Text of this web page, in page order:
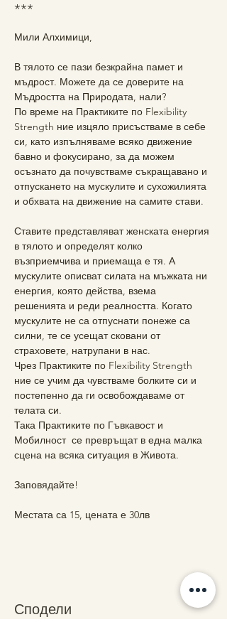
***
Мили Алхимици,
В тялото се пази безкрайна памет и
мъдрост. Можете да се доверите на
Мъдростта на Природата, нали?
По време на Практиките по Flexibility
Strength ние изцяло присъстваме в себе
си, като изпълняваме всяко движение
бавно и фокусирано, за да можем
осъзнато да почувстваме съкращавано и
отпускането на мускулите и сухожилията
и обхвата на движение на самите стави.
Ставите представляват женската енергия
в тялото и определят колко
възприемчива и приемаща е тя. А
мускулите описват силата на мъжката ни
енергия, която действа, взема
решенията и реди реалността. Когато
мускулите не са отпуснати понеже са
силни, те се усещат сковани от
страховете, натрупани в нас.
Чрез Практиките по Flexibility Strength
ние се учим да чувстваме болките си и
постепенно да ги освобождаваме от
телата си.
Така Практиките по Гъвкавост и
Мобилност  се превръщат в една малка
сцена на всяка ситуация в Живота.
Заповядайте!
Местата са 15, цената е 30лв
Сподели